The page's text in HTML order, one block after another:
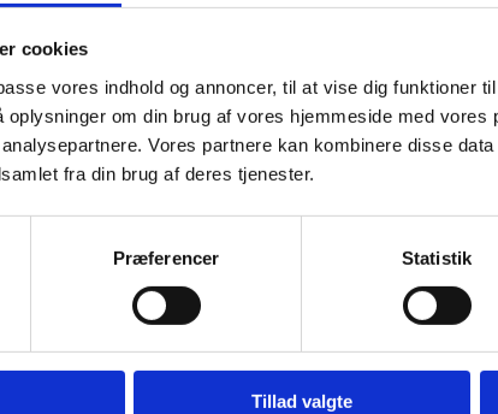
cookies
vores indhold og annoncer, til at vise dig funktioner
om din brug af vores hjemmeside med vores
Vores partnere kan kombinere disse
fra din brug af deres tjenester.
Præferencer Statistik
Tillad valgte
er desuden ansvarlige for de skriftlige prøver i
i pædagogikumuddannelsen.
og lærerkompetencer
og mulighed for fastansættelse som